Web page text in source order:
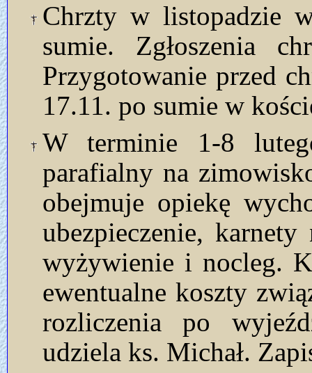
Chrzty w listopadzie
sumie. Zgłoszenia
Przygotowanie przed
17.11. po sumie w
W terminie 1-8
parafialny na
obejmuje opiekę
ubezpieczenie,
wyżywienie i nocleg.
ewentualne koszty
rozliczenia po
udziela ks. Michał.